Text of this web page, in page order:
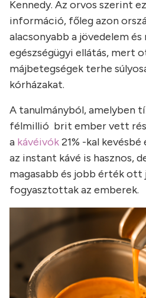
Kennedy. Az orvos szerint
információ, főleg azon
alacsonyabb a jövedelem és
egészségügyi ellátás, mert
májbetegségek terhe
kórházakat.
A tanulmányból, amelyben
félmillió brit ember vett
a kávéivók21% -kal kevésbé
az instant kávé is hasznos,
magasabb és jobb érték
fogyasztottak az emberek.